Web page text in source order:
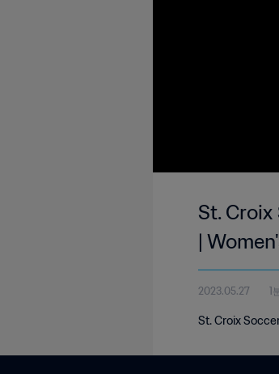
St.
|
2023.05.27 1
St. Croix